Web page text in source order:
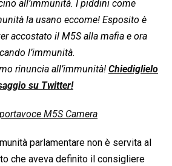
s
n
k
all’immunità. I piddini come
la usano eccome! Esposito è
accostato il M5S alla mafia e ora
l’immunità.
rinuncia all’immunità! Chiediglielo
su Twitter!
M5S Camera
parlamentare non è servita al
che aveva definito il consigliere